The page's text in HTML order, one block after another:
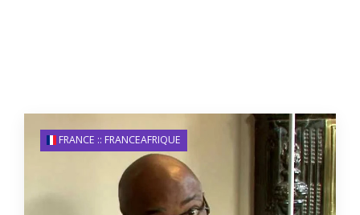
FRANCE :: FRANCEAFRIQUE